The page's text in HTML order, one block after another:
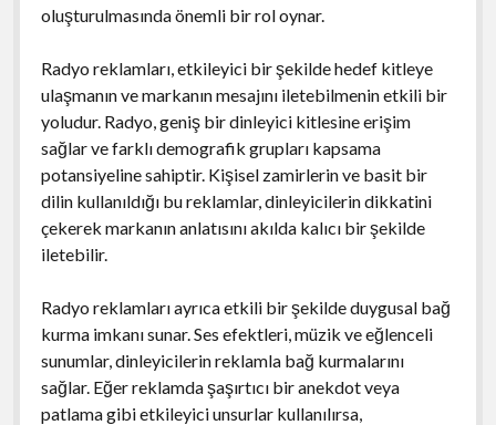
oluşturulmasında önemli bir rol oynar.
Radyo reklamları, etkileyici bir şekilde hedef kitleye
ulaşmanın ve markanın mesajını iletebilmenin etkili bir
yoludur. Radyo, geniş bir dinleyici kitlesine erişim
sağlar ve farklı demografik grupları kapsama
potansiyeline sahiptir. Kişisel zamirlerin ve basit bir
dilin kullanıldığı bu reklamlar, dinleyicilerin dikkatini
çekerek markanın anlatısını akılda kalıcı bir şekilde
iletebilir.
Radyo reklamları ayrıca etkili bir şekilde duygusal bağ
kurma imkanı sunar. Ses efektleri, müzik ve eğlenceli
sunumlar, dinleyicilerin reklamla bağ kurmalarını
sağlar. Eğer reklamda şaşırtıcı bir anekdot veya
patlama gibi etkileyici unsurlar kullanılırsa,